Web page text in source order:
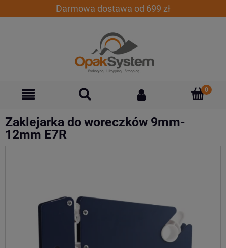
Darmowa dostawa od 699 zł
Zaklejarka do woreczków 9mm-
12mm E7R